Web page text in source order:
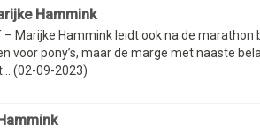
Hammink
– Marijke Hammink leidt ook na de marathon
voor pony’s, maar de marge met naaste
(02-09-2023)